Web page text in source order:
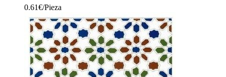
0.61€/Pieza